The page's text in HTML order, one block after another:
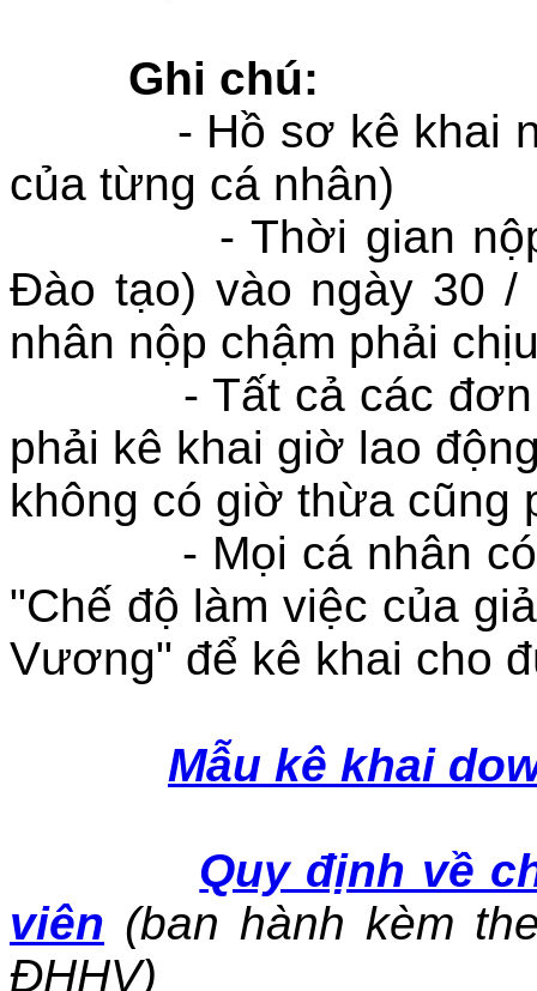
Ghi chú:
- Hồ sơ kê khai nộp
của từng cá nhân)
- Thời gian nộp
Đào tạo) vào ngày 30 /
nhân nộp chậm phải
- Tất cả các đơn vị,
phải kê khai giờ lao
không có giờ thừa cũng
- Mọi cá nhân có
"Chế độ làm việc của
Vương" để kê khai cho
Mẫu kê khai
Quy định về
viên (ban hành kèm
ĐHHV)